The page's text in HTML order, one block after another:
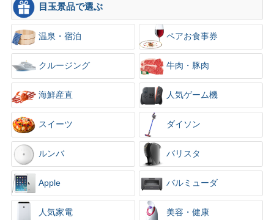
目玉景品で選ぶ
温泉・宿泊 ペアお食事券
クルージング 牛肉・豚肉
海鮮産直 人気ゲーム機
スイーツ ダイソン
ルンバ バリスタ
Apple バルミューダ
人気家電 美容・健康